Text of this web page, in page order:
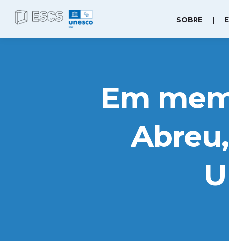
SOBRE |
Em